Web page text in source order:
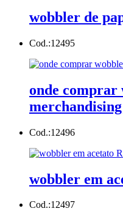
wobbler de
Cod.:12495
onde comprar
Cod.:12496
wobbler em
Cod.:12497